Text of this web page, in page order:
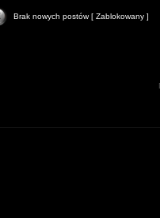
Brak nowych postów [ Zablokowany ]